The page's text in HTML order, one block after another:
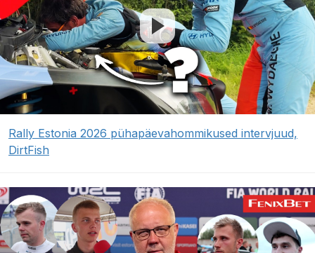
Rally Estonia 2026 pühapäevahommikused intervjuud,
DirtFish